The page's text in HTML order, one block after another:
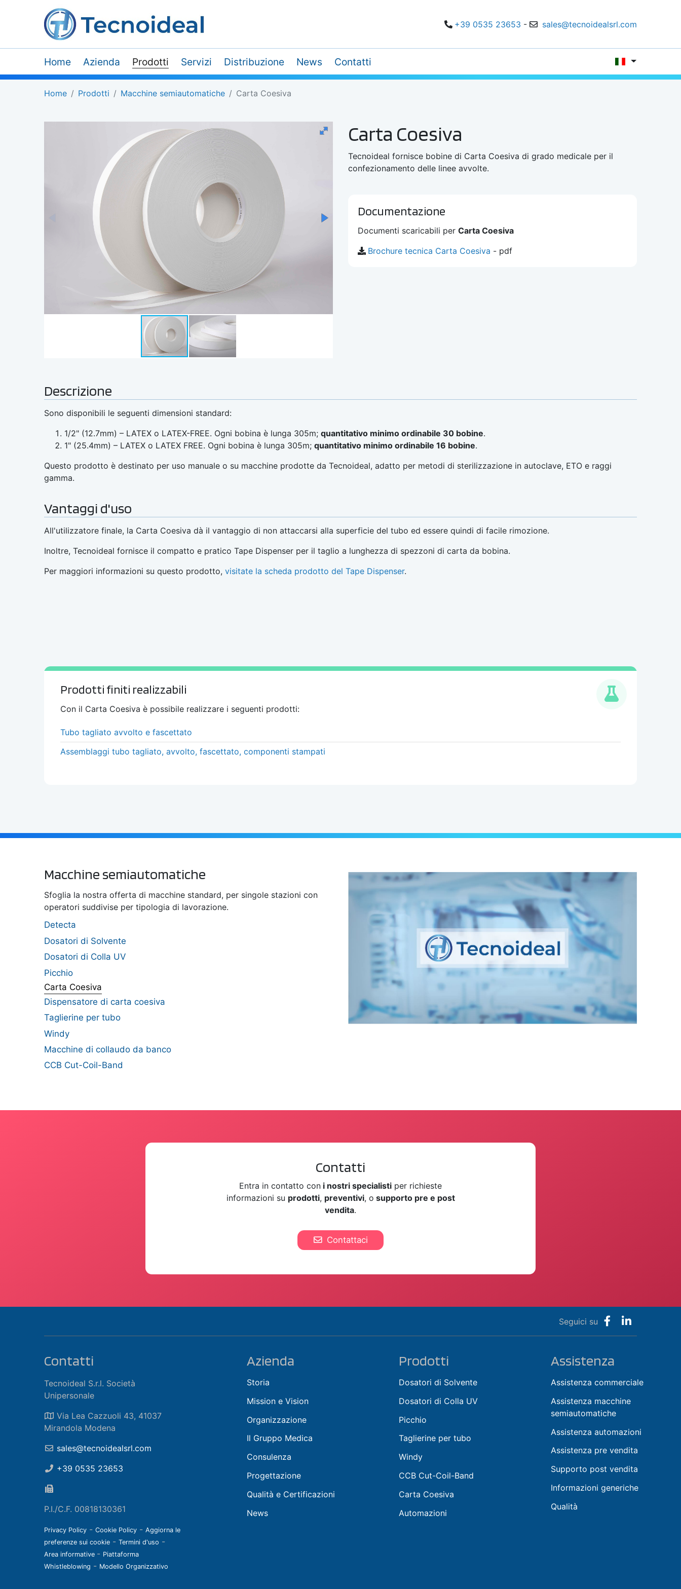
+39 0535 23653 - sales@tecnoidealsrl.com
Home Azienda Prodotti Servizi Distribuzione News Contatti
Home Prodotti Macchine semiautomatiche Carta Coesiva
Carta Coesiva
Tecnoideal fornisce bobine di Carta Coesiva di grado medicale per il
confezionamento delle linee avvolte.
Documentazione
Documenti scaricabili perCarta Coesiva
Brochure tecnica Carta Coesiva - pdf
Descrizione
Sono disponibili le seguenti dimensioni standard:
1/2" (12.7mm) – LATEX o LATEX-FREE. Ogni bobina è lunga 305m; quantitativo minimo ordinabile 30 bobine.
1" (25.4mm) – LATEX o LATEX FREE. Ogni bobina è lunga 305m; quantitativo minimo ordinabile 16 bobine.
Questo prodotto è destinato per uso manuale o su macchine prodotte da Tecnoideal, adatto per metodi di sterilizzazione in autoclave, ETO e raggi
gamma.
Vantaggi d'uso
All'utilizzatore finale, la Carta Coesiva dà il vantaggio di non attaccarsi alla superficie del tubo ed essere quindi di facile rimozione.
Inoltre, Tecnoideal fornisce il compatto e pratico Tape Dispenser per il taglio a lunghezza di spezzoni di carta da bobina.
Per maggiori informazioni su questo prodotto, visitate la scheda prodotto del Tape Dispenser.
Prodotti finiti realizzabili
Con il Carta Coesiva è possibile realizzare i seguenti prodotti:
Tubo tagliato avvolto e fascettato
Assemblaggi tubo tagliato, avvolto, fascettato, componenti stampati
Macchine semiautomatiche
Sfoglia la nostra offerta di macchine standard, per singole stazioni con
operatori suddivise per tipologia di lavorazione.
Detecta
Dosatori di Solvente
Dosatori di Colla UV
Picchio
Carta Coesiva
Dispensatore di carta coesiva
Taglierine per tubo
Windy
Macchine di collaudo da banco
CCB Cut-Coil-Band
Contatti
Entra in contatto con i nostri specialisti per richieste
informazioni su prodotti, preventivi, o supporto pre e post
vendita.
Contattaci
Seguici su
Contatti
Tecnoideal S.r.l. Società
Unipersonale
Via Lea Cazzuoli 43, 41037
Mirandola Modena
sales@tecnoidealsrl.com
+39 0535 23653
P.I./C.F. 00818130361
Privacy Policy - Cookie Policy - Aggiorna le
preferenze sui cookie - Termini d'uso -
Area informative - Piattaforma
Whistleblowing - Modello Organizzativo
Azienda
Storia
Mission e Vision
Organizzazione
Il Gruppo Medica
Consulenza
Progettazione
Qualità e Certificazioni
News
Prodotti
Dosatori di Solvente
Dosatori di Colla UV
Picchio
Taglierine per tubo
Windy
CCB Cut-Coil-Band
Carta Coesiva
Automazioni
Assistenza
Assistenza commerciale
Assistenza macchine
semiautomatiche
Assistenza automazioni
Assistenza pre vendita
Supporto post vendita
Informazioni generiche
Qualità